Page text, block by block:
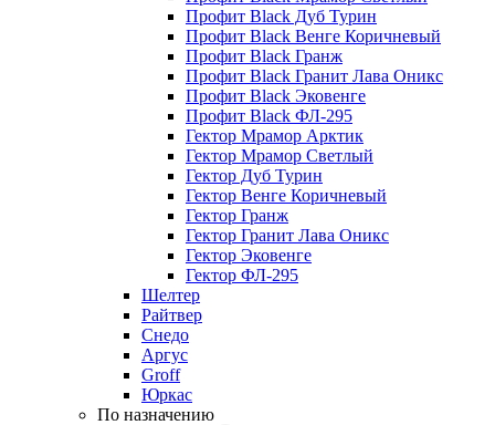
Профит Black Дуб Турин
Профит Black Венге Коричневый
Профит Black Гранж
Профит Black Гранит Лава Оникс
Профит Black Эковенге
Профит Black ФЛ-295
Гектор Мрамор Арктик
Гектор Мрамор Светлый
Гектор Дуб Турин
Гектор Венге Коричневый
Гектор Гранж
Гектор Гранит Лава Оникс
Гектор Эковенге
Гектор ФЛ-295
Шелтер
Райтвер
Снедо
Аргус
Groff
Юркас
По назначению